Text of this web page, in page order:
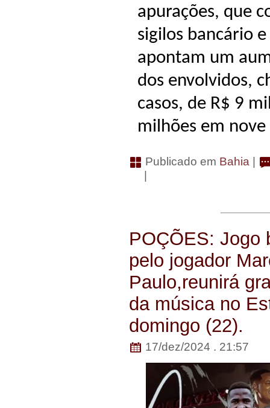
apurações, que
sigilos bancário
apontam um
dos envolvidos,
casos, de R$ 9
milhões em nove
Publicado em Bahia
POÇÕES: Jogo
pelo jogador
Paulo,reunirá
da música no
domingo (22).
17/dez/2024 . 21:57